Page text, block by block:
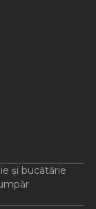
și bucătărie